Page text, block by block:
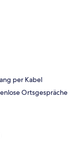
per Kabel
Ortsgespräche